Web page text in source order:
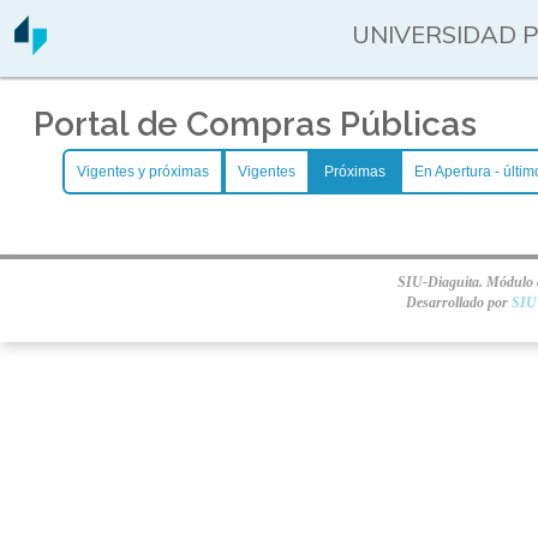
UNIVERSIDAD
Portal de Compras Públicas
Vigentes y próximas Vigentes Próximas En Apertura -
SIU-Diaguita. Módulo
Desarrollado por SIU